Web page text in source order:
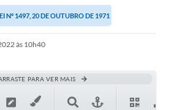
Nº 1497, 20 DE OUTUBRO DE 1971
às 10h40
PARA VER MAIS